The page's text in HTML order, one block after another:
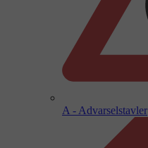
A - Advarselstavler